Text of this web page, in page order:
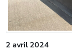
2 avril 2024